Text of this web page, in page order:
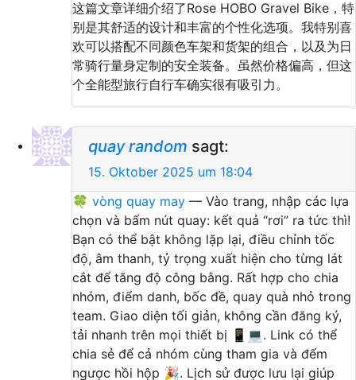
这篇文章详细介绍了Rose HOBO Gravel Bike，特
别是其舒适的设计和丰富的个性化选项。我特别喜
欢可以搭配不同颜色车架和货架的组合，以及为日
常骑行量身定制的安全装备。虽然价格偏高，但这
个全能型旅行自行车确实很有吸引力。
quay random sagt:
15. Oktober 2025 um 18:04
🍀 vòng quay may — Vào trang, nhập các lựa
chọn và bấm nút quay: kết quả “rơi” ra tức thì!
Bạn có thể bật không lặp lại, điều chỉnh tốc
độ, âm thanh, tỷ trọng xuất hiện cho từng lát
cắt để tăng độ công bằng. Rất hợp cho chia
nhóm, điểm danh, bốc đề, quay quà nhỏ trong
team. Giao diện tối giản, không cần đăng ký,
tải nhanh trên mọi thiết bị 📱💻. Link có thể
chia sẻ để cả nhóm cùng tham gia và đếm
ngược hồi hộp 🎉. Lịch sử được lưu lại giúp